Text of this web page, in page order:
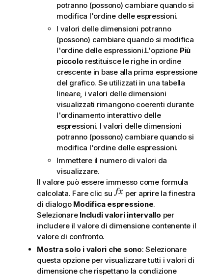
potranno (possono) cambiare quando si
modifica l'ordine delle espressioni.
I valori delle dimensioni potranno
(possono) cambiare quando si modifica
l'ordine delle espressioni.L'opzione Più
piccolo restituisce le righe in ordine
crescente in base alla prima espressione
del grafico. Se utilizzati in una tabella
lineare, i valori delle dimensioni
visualizzati rimangono coerenti durante
l'ordinamento interattivo delle
espressioni. I valori delle dimensioni
potranno (possono) cambiare quando si
modifica l'ordine delle espressioni.
Immettere il numero di valori da
visualizzare.
Il valore può essere immesso come formula
calcolata. Fare clic su
per aprire la finestra
di dialogo Modifica espressione.
Selezionare Includi valori intervallo per
includere il valore di dimensione contenente il
valore di confronto.
Mostra solo i valori che sono: Selezionare
questa opzione per visualizzare tutti i valori di
dimensione che rispettano la condizione